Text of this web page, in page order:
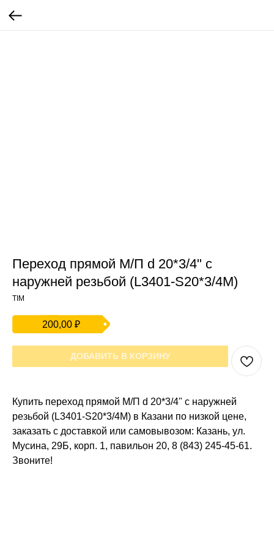
Переход прямой М/П d 20*3/4" с
наружней резьбой (L3401-S20*3/4M)
TIM
200,00 ₽
ДОБАВИТЬ В КОРЗИНУ
Купить переход прямой М/П d 20*3/4" с наружней
резьбой (L3401-S20*3/4M) в Казани по низкой цене,
заказать с доставкой или самовывозом: Казань, ул.
Мусина, 29Б, корп. 1, павильон 20, 8 (843) 245-45-61.
Звоните!